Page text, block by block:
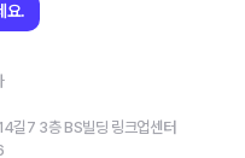
요.
길7 3층 BS빌딩 링크업센터